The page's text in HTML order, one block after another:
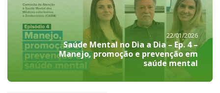
22/01/2026
Saúde Mental no Dia a Dia – Ep. 4 –
Manejo, promoção e prevenção em
saúde mental